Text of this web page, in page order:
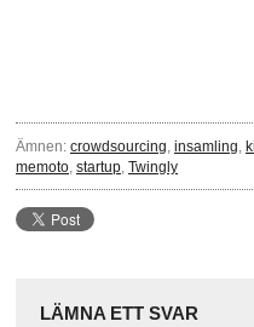
Ämnen: crowdsourcing insamling
memoto startup Twingly
LÄMNA ETT SVAR